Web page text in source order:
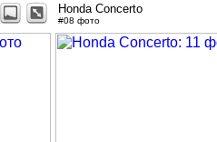
Honda Concerto
#08 фото